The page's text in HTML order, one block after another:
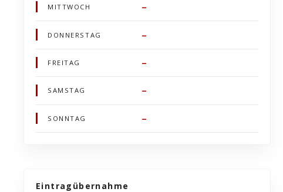
MITTWOCH –
DONNERSTAG –
FREITAG –
SAMSTAG –
SONNTAG –
Eintragübernahme